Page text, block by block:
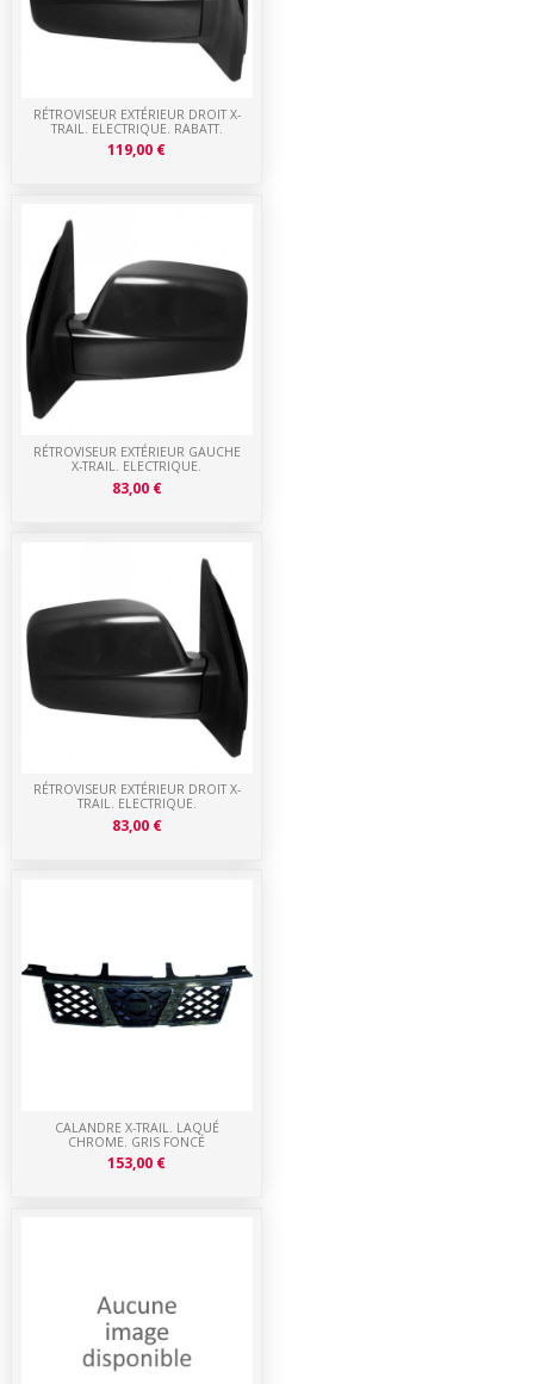
CALANDRE X-TRAIL. LAQUÉ
CHROME. GRIS FONCÉ
153,00 €
RÉTROVISEUR EXTÉRIEUR DROIT X-
TRAIL. ELECTRIQUE.
83,00 €
RÉTROVISEUR EXTÉRIEUR GAUCHE
X-TRAIL. ELECTRIQUE.
83,00 €
RÉTROVISEUR EXTÉRIEUR DROIT X-
TRAIL. ELECTRIQUE. RABATT.
119,00 €